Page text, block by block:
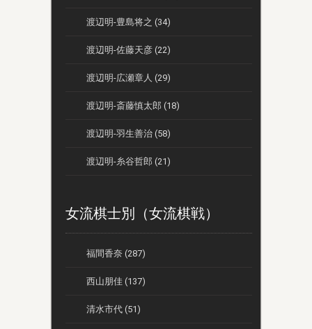
渡辺明-豊島将之 (34)
渡辺明-佐藤天彦 (22)
渡辺明-広瀬章人 (29)
渡辺明-斎藤慎太郎 (18)
渡辺明-羽生善治 (58)
渡辺明-糸谷哲郎 (21)
女流棋士別（女流棋戦）
福間香奈 (287)
西山朋佳 (137)
清水市代 (51)